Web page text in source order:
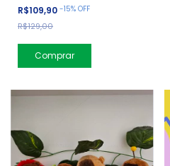
R$109,90 -15% OFF
R$129,00